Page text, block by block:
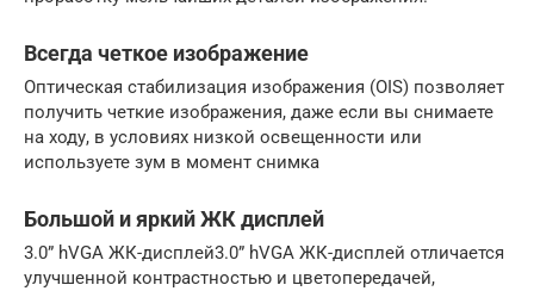
Всегда четкое изображение
Оптическая стабилизация изображения (OIS) позволяет
получить четкие изображения, даже если вы снимаете
на ходу, в условиях низкой освещенности или
используете зум в момент снимка
Большой и яркий ЖК дисплей
3.0” hVGA ЖК-дисплей3.0” hVGA ЖК-дисплей отличается
улучшенной контрастностью и цветопередачей,